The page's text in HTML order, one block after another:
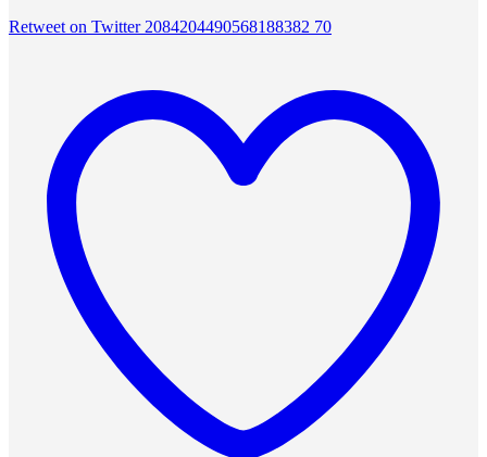
Retweet on Twitter 2084204490568188382 70